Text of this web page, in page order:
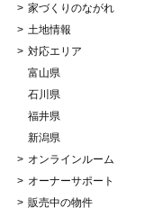
家づくりのながれ
土地情報
対応エリア
富山県
石川県
福井県
新潟県
オンラインルーム
オーナーサポート
販売中の物件